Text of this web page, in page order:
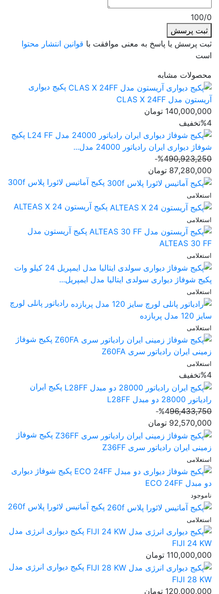
100/0
ثبت پرسش
ثبت پرسش یا پاسخ به معنی موافقت با قوانین انتشار محتوا
است
محصولات مشابه
پکیج دیواری
آریستون مدل CLAS X 24FF
140,000,000 تومان
%4تخفیف
پکیج
شوفاژ دیواری ایران رادیاتور 24000 مدل...
%490,923,250
87,280,000 تومان
پکیج آماتیس لائورا پلاس 300f
استعلامی
پکیج آریستون 24 ALTEAS X
استعلامی
پکیج آریستون مدل
ALTEAS 30 FF
استعلامی
پکیج شوفاژ دیواری سولدی ایتالیا مدل ایمپریل...
استعلامی
رادیاتور پانلی لورچ
سایز 120 مدل پربازده
استعلامی
پکیج شوفاژ
زمینی ایران رادیاتور سری Z60FA
استعلامی
%4تخفیف
پکیج ایران
رادیاتور 28000 دو مبدل L28FF
%496,433,750
92,570,000 تومان
پکیج‌ شوفاژ
زمینی ایران رادیاتور سری Z36FF
استعلامی
پکیج شوفاژ دیواری
دو مبدل ECO 24FF
ناموجود
پکیج آماتیس لائورا پلاس 260f
استعلامی
پکیج دیواری انرژی مدل
FIJI 24 KW
110,000,000 تومان
پکیج دیواری انرژی مدل
FIJI 28 KW
120,000,000 تومان